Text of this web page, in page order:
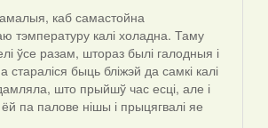
каб самастойна
тэмпературу калі холадна. Таму
ўсе разам, штораз былі галодныя і
стараліся быць бліжэй да самкі калі
што прыйшў час есці, але і
па палове нішы і прыцягвалі яе